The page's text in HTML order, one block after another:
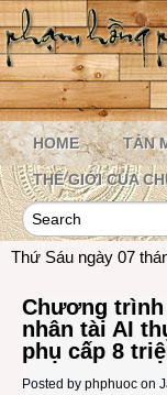
HOME TẢN
THẾ GIỚI CỦA
Thứ Sáu ngày 07
Chương trình
nhân tài AI
phụ cấp 8
Posted by phphuoc on